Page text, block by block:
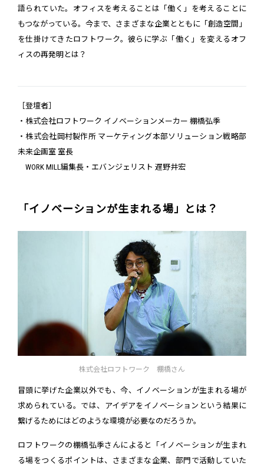
語られていた。オフィスを考えることは「働く」を考えることに
もつながっている。今まで、さまざまな企業とともに「創造空間」
を仕掛けてきたロフトワーク。彼らに学ぶ「働く」を変えるオフ
ィスの再発明とは？
［登壇者］
・株式会社ロフトワーク イノベーションメーカー 棚橋弘季
・株式会社岡村製作所 マーケティング本部ソリューション戦略部
未来企画室 室長
WORK MILL編集長・エバンジェリスト 遅野井宏
「イノベーションが生まれる場」とは？
株式会社ロフトワーク 棚橋さん
冒頭に挙げた企業以外でも、今、イノベーションが生まれる場が
求められている。では、アイデアをイノベーションという結果に
繋げるためにはどのような環境が必要なのだろうか。
ロフトワークの棚橋弘季さんによると「イノベーションが生まれ
る場をつくるポイントは、さまざまな企業、部門で活動していた